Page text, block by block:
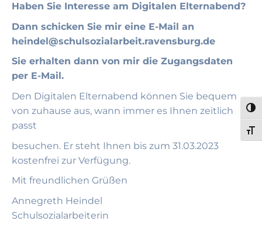
Haben Sie Interesse am Digitalen Elternabend?
Dann schicken Sie mir eine E-Mail an
heindel@schulsozialarbeit.ravensburg.de
Sie erhalten dann von mir die Zugangsdaten
per E-Mail.
Den Digitalen Elternabend können Sie bequem
von zuhause aus, wann immer es Ihnen zeitlich
passt
besuchen. Er steht Ihnen bis zum 31.03.2023
kostenfrei zur Verfügung.
Mit freundlichen Grüßen
Annegreth Heindel
Schulsozialarbeiterin